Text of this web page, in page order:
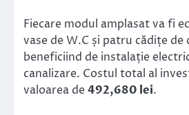
Fiecare modul amplasat va fi
vase de W.C și patru cădițe de
beneficiind de instalație
canalizare. Costul total al
valoarea de492,680 lei.